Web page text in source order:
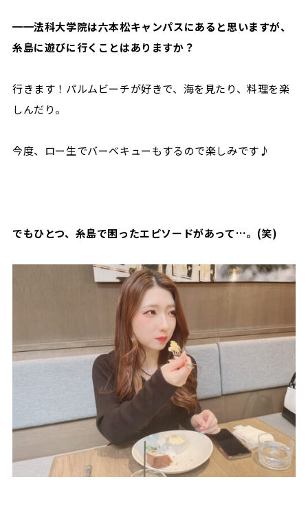
━━法科大学院は六本松キャンパスにあると思いますが、
糸島に遊びに行くことはありますか？
行きます！パルムビーチが好きで、海を見たり、料理を楽
しんだり。
今度、ロー生でバーベキューもするので楽しみです♪
でもひとつ、糸島で困ったエピソードがあって…。(笑)